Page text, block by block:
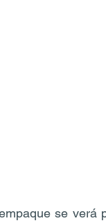
se verá